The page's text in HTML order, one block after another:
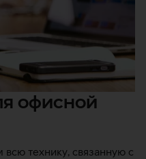
офисной
технику, связанную с